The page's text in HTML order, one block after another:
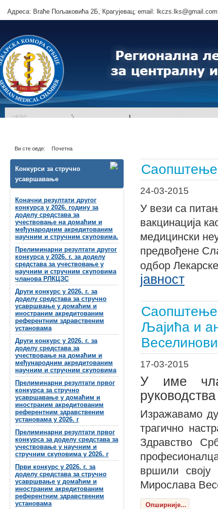
ПОЧЕТНА ОРГАНИЗАЦИЈАИ АКТИВНОСТИ
ДОКУМЕНТА
КОНТАКТИ О НАМА ГЛАСНИК МАПА
Адреса: Brаће Пољаковића 2Б, Крагујевац; email:
Ви сте овде: Почетна
Конкурси за стручно
усавршавање
Коначни резултати другог
конкурса у 2026. годину за
доделу средстава за
учествовање на домаћим и
међународним акредитованим
научним и стручним скуповима.
Прелиминарни резултати другог
конкурса у 2026. г. за доделу
средстава за учествовање у
научним и стручним скуповима
чланова РЛКЦЗС
Други конкурс у 2026. г. за
доделу средстава за стручно
усавршвање у домаћим и
иностраним акредитованим
референтним здравственим
установама
Други конкурс у 2026. г. за
доделу средстава за
учествовање на домаћим и
међународним акредитованим
научним и стручним скуповима
Прелиминарни резултати првог
конкурса за стручно
усавршавање у домаћим и
иностраним акредитованим
референтним здравственим
установама у 2026. г
Прелиминарни резултати првог
конкурса за доделу средстава за
учествовање у научним и
стручним скуповима у 2026. г
Први конкурс у 2026. г. за
доделу средстава за стручно
усавршвање у домаћим и
иностраним акредитованим
референтним здравственим
установама
Саопштење
24-03-2015
У вези са
вакцинација
медицински
предвођене
одбор
јавност
Саопштење
Љајића и
17-03-2015
У име
Изражавамо
трагично
Здравство
вршили
Мирослава
Опширније...